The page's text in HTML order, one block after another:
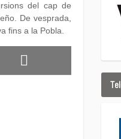
del cap de
De vesprada,
fins a la Pobla.